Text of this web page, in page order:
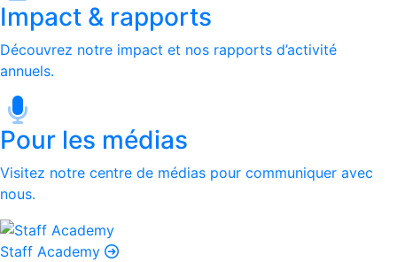
Impact & rapports
Découvrez notre impact et nos rapports d’activité
annuels.
Pour les médias
Visitez notre centre de médias pour communiquer avec
nous.
Staff Academy